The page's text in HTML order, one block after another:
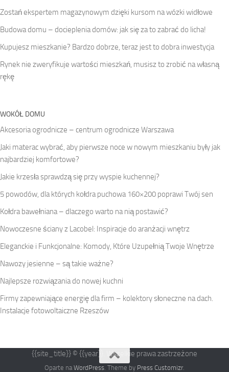
Zostań ekspertem magazynowym dzięki kursom na wózki widłowe
Budowa domu – docieplenia domów: jak się za to zabrać do licha!
Kupujesz mieszkanie? Bardzo dobrze, teraz jest to dobra inwestycja
Rynek nie zweryfikuje wartości mieszkań, musisz to zrobić na własną
rękę
WOKÓŁ DOMU
Akcesoria ogrodnicze – centrum ogrodnicze Warszawa
Jaki materac wybrać, aby pierwsze noce w nowym mieszkaniu były jak
najbardziej komfortowe?
Jakie krzesła sprawdzą się przy wyspie kuchennej?
5 powodów, dla których kołdra puchowa 160×200 poprawi Twój sen
Kołdra bawełniana – dlaczego warto na nią postawić?
Nowoczesne ściany z Lacobel: Inspiracje do aranżacji wnętrz
Eleganckie i Funkcjonalne: Komody, Które Uzupełnią Twoje Wnętrze
Nawozy jesienne – są takie ważne?
Najlepsze rozwiązania do nowej kuchni
Firmy zapewniające energię dla firm – kolektory słoneczne na dach.
Instalacje fotowoltaiczne Rzeszów
{{site_title}} © {{year}}. Wszelkie prawa zastrzeżone
Oparte naWordPress. Theme by Press Customizr.